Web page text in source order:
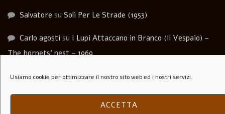
Usiamo cookie per ottimizzare il nostro sito web ed i nostri servizi.
ACCETTA
Salvatore su Soli Per Le Strade (1953)
Carlo agosti su I Lupi Attaccano in Branco (Il Vespaio) –
The hornets’ nest – 1969
Luca MarterasuAnchise Brizzi